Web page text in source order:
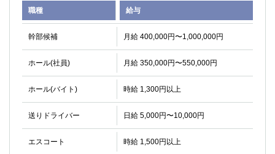
職種 給与
幹部候補 月給 400,000円〜1,000,000円
ホール(社員) 月給 350,000円〜550,000円
ホール(バイト) 時給 1,300円以上
送りドライバー 日給 5,000円〜10,000円
エスコート 時給 1,500円以上
下北沢・経堂
金町（北口）
成増駅徒歩3分の好立地！①JR埼京線「赤羽駅」から徒歩2分 ②東
三軒茶屋（南口）
①歌舞伎町 ②新宿 ③新宿三丁目 ④西
①歌舞伎町 ②新宿 ③西部新宿 ③東新宿
蒲田(西口)
清瀬（南口）
①東武練馬 ②成増・板橋 ③大山 ②池袋
池袋東口
金町
大井町
竹ノ塚
三鷹